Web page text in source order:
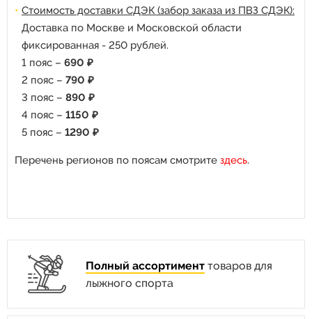
Стоимость доставки СДЭК (забор заказа из ПВЗ СДЭК):
Доставка по Москве и Московской области
фиксированная - 250 рублей.
1 пояс – 690 ₽
2 пояс – 790 ₽
3 пояс – 890 ₽
4 пояс – 1150 ₽
5 пояс – 1290 ₽
Перечень регионов по поясам смотрите здесь.
Полный ассортимент товаров для
лыжного спорта